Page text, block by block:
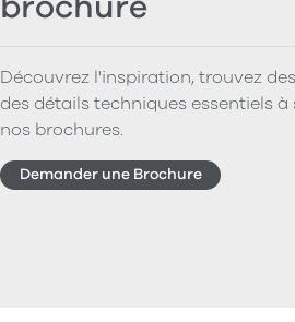
Découvrez l'inspiration, trouvez
des détails techniques essentiels
nos brochures.
Demander une Brochure